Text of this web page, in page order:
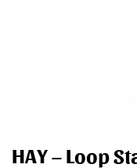
HAY – Loop